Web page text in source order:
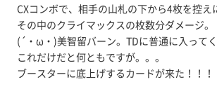
CXコンボで、相手の山札の下から4枚を控え
その中のクライマックスの枚数分ダメージ。
(´・ω・)美智留バーン。TDに普通に入ってく
これだけだと何ともですが。。。
ブースターに底上げするカードが来た！！！